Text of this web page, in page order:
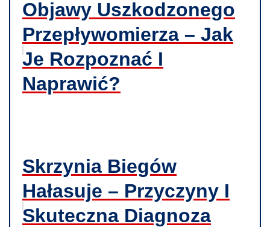
Objawy Uszkodzonego
Przepływomierza – Jak
Je Rozpoznać I
Naprawić?
Skrzynia Biegów
Hałasuje – Przyczyny I
Skuteczna Diagnoza